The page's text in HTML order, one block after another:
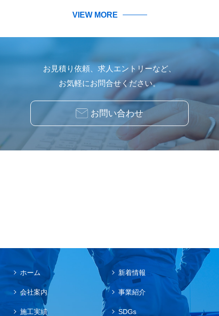
VIEW MORE
お見積り依頼、求人エントリーなど、
お気軽にお問合せください。
お問い合わせ
ホーム 新着情報
会社案内 事業紹介
施工実績 SDGs